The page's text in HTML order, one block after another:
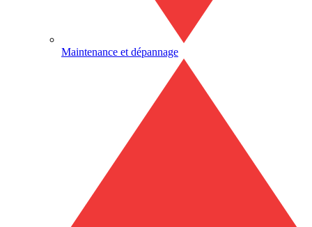
Maintenance et dépannage